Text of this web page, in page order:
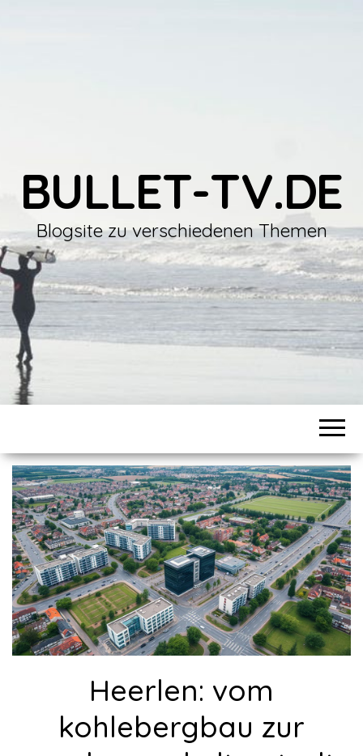
BULLET-TV.DE
Blogsite zu verschiedenen Themen
Heerlen: vom
kohlebergbau zur